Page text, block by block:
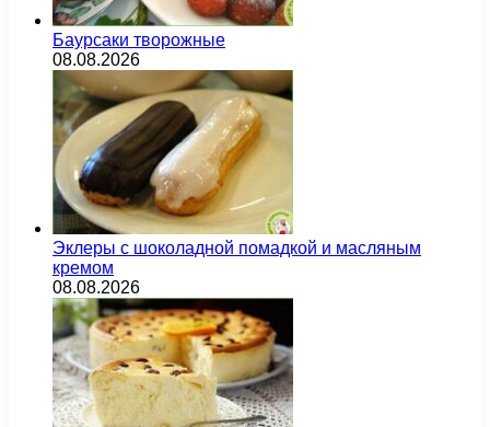
Баурсаки творожные
08.08.2026
Эклеры с шоколадной помадкой и масляным
кремом
08.08.2026